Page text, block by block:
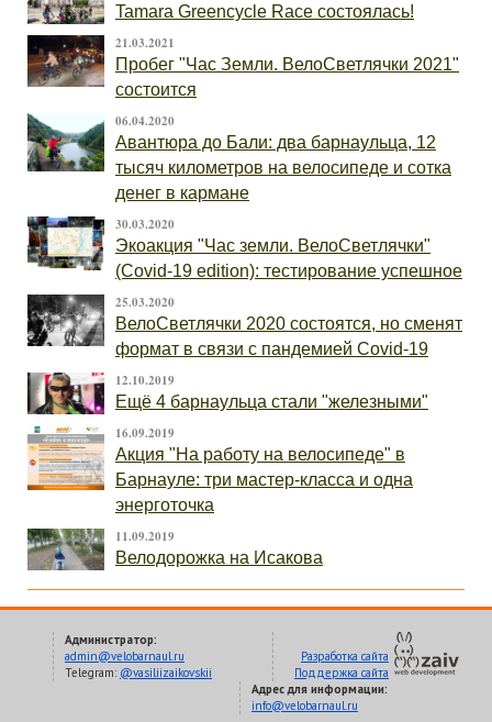
Tamara Greencycle Race состоялась!
21.03.2021
Пробег "Час Земли. ВелоСветлячки 2021"
состоится
06.04.2020
Авантюра до Бали: два барнаульца, 12
тысяч километров на велосипеде и сотка
денег в кармане
30.03.2020
Экоакция "Час земли. ВелоСветлячки"
(Covid-19 edition): тестирование успешное
25.03.2020
ВелоСветлячки 2020 состоятся, но сменят
формат в связи с пандемией Covid-19
12.10.2019
Ещё 4 барнаульца стали "железными"
16.09.2019
Акция "На работу на велосипеде" в
Барнауле: три мастер-класса и одна
энерготочка
11.09.2019
Велодорожка на Исакова
Разработка сайта
Поддержка сайта
Администратор:
admin@velobarnaul.ru
Telegram: @vasiliizaikovskii
Адрес для информации:
info@velobarnaul.ru